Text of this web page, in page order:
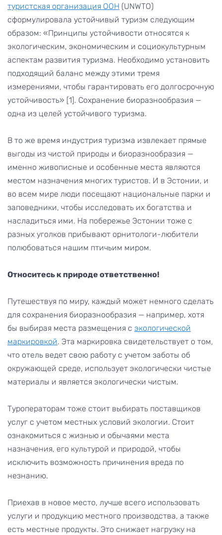
туристская организация ООН (UNWTO)
сформулировала устойчивый туризм следующим
образом: «Принципы устойчивости относятся к
экологическим, экономическим и социокультурным
аспектам развития туризма. Необходимо установить
подходящий баланс между этими тремя
измерениями, чтобы гарантировать его долгосрочную
устойчивость» [1]. Сохранение биоразнообразия —
одна из целей устойчивого туризма.
В то же время индустрия туризма извлекает прямые
выгоды из чистой природы и биоразнообразия —
именно живописные и особенные места являются
местом назначения многих туристов. И в Эстонии, и
во всем мире люди посещают национальные парки и
заповедники, чтобы исследовать их богатства и
насладиться ими. На побережье Эстонии тоже с
разных уголков прибывают орнитологи-любители
полюбоваться нашим птичьим миром.
Относитесь к природе ответственно!
Путешествуя по миру, каждый может немного сделать
для сохранения биоразнообразия — например, хотя
бы выбирая места размещения с экологической
маркировкой. Эта маркировка свидетельствует о том,
что отель ведет свою работу с учетом заботы об
окружающей среде, использует экологически чистые
материалы и является экологически чистым.
Туроператорам тоже стоит выбирать поставщиков
услуг с учетом местных условий экологии. Стоит
ознакомиться с жизнью и обычаями места
назначения, его культурой и природой, чтобы
исключить возможность причинения вреда по
незнанию.
Приехав в новое место, лучше всего использовать
услуги и продукцию местного производства, а также
есть местные продукты. Это снижает нагрузку на